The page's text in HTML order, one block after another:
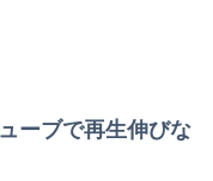
ーブで再生伸びな